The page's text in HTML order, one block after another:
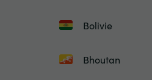
Bolivie
Bhoutan